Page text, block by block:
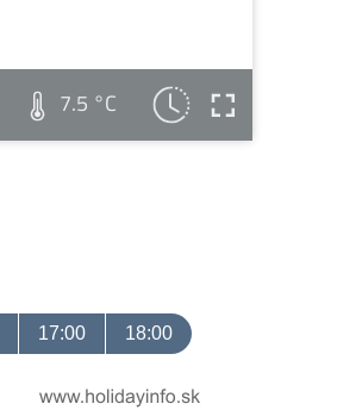
7.5 °C
17:00 18:00